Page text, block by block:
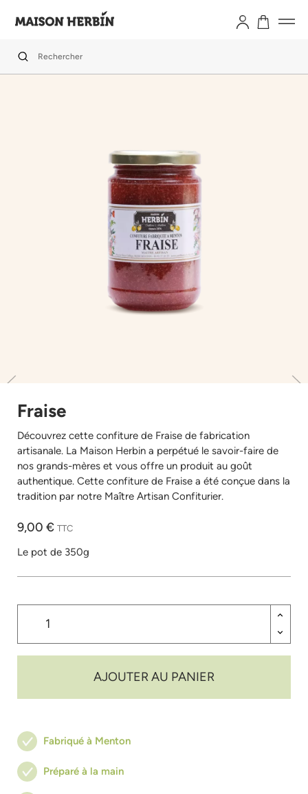
Rechercher
Fraise
Découvrez cette confiture de Fraise de fabrication
artisanale. La Maison Herbin a perpétué le savoir-faire de
nos grands-mères et vous offre un produit au goût
authentique. Cette confiture de Fraise a été conçue dans la
tradition par notre Maître Artisan Confiturier.
9,00 € TTC
Le pot de 350g
AJOUTER AU PANIER
Fabriqué à Menton
Préparé à la main